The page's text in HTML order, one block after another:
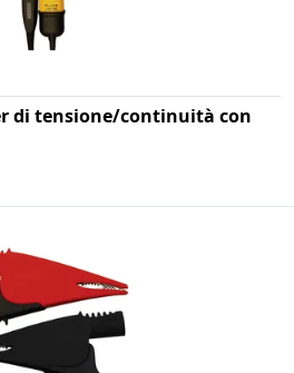
di tensione/continuità con